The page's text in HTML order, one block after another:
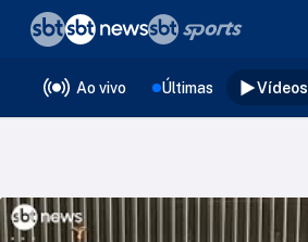
Ao vivo Últimas Vídeos
❮voltar
Editorias